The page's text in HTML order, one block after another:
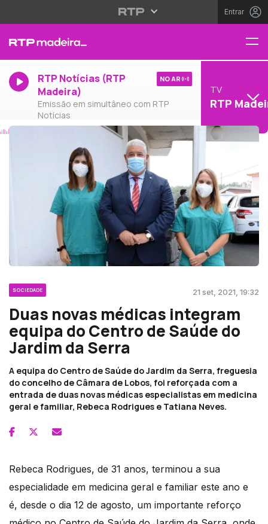
Entrar
RTP Notícias (RTP
Madeira)
Emissão em simultâneo com RTP
Notícias
NO AR
TV
RTP
SOCIEDADE 21 set, 2021, 19:32
Duas novas médicas integram
equipa do Centro de Saúde do
Jardim da Serra
A equipa do Centro de Saúde do Jardim da Serra, freguesia
do concelho de Câmara de Lobos, foi reforçada com a
entrada de duas novas médicas especialistas em medicina
geral e familiar, Rebeca Rodrigues e Tatiana Neves.
Rebeca Rodrigues, de 31 anos, terminou a sua
especialidade em medicina geral e familiar este ano e
é, desde o dia 12 de agosto, um importante reforço